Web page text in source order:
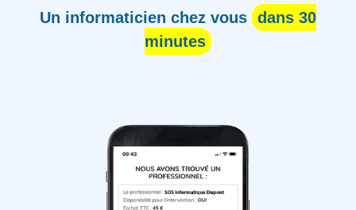
Un informaticien chez vous dans 30
minutes